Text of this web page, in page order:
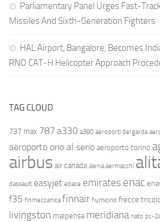
Parliamentary Panel Urges Fast-
Missiles And Sixth-Generation Fighters
HAL Airport, Bangalore, Becomes
RNO CAT-H Helicopter Approach
TAG CLOUD
737 max 787 a330 a380 aeroporti del garda
aeroporto orio al serio aeroporto torino
airbus air canada alenia aermacchi
dassault easyjet ebace emirates enac
f35 finmeccanica finnair fiumicino frecce
livingston malpensa meridiana nato pc-